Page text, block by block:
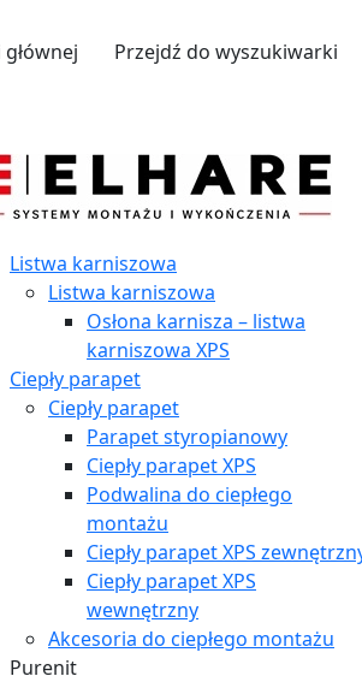
Przejdź do wyszukiwarki
Listwa karniszowa
Listwa karniszowa
Osłona karnisza – listwa
karniszowa XPS
Ciepły parapet
Ciepły parapet
Parapet styropianowy
Ciepły parapet XPS
Podwalina do ciepłego
montażu
Ciepły parapet XPS
Ciepły parapet XPS
wewnętrzny
Akcesoria do ciepłego montażu
Purenit